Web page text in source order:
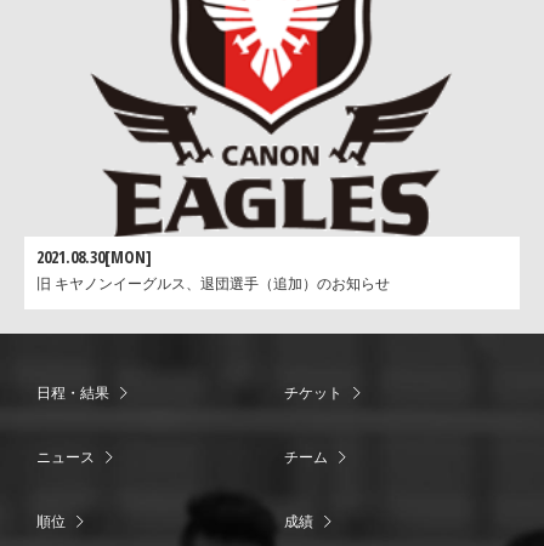
2021.08.30[MON]
旧 キヤノンイーグルス、退団選手（追加）のお知らせ
日程・結果 チケット
ニュース チーム
順位 成績